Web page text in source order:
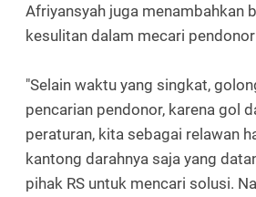
Afriyansyah juga menambahkan
kesulitan dalam mecari
"Selain waktu yang singkat,
pencarian pendonor, karena gol
peraturan, kita sebagai relawan
kantong darahnya saja yang
pihak RS untuk mencari solusi.